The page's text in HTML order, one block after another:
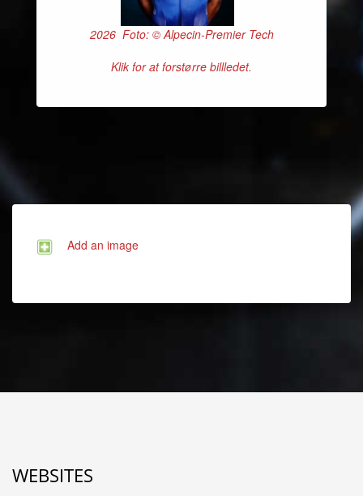
2026 Foto: © Alpecin-Premier Tech
Klik for at forstørre billledet.
Add an image
WEBSITES